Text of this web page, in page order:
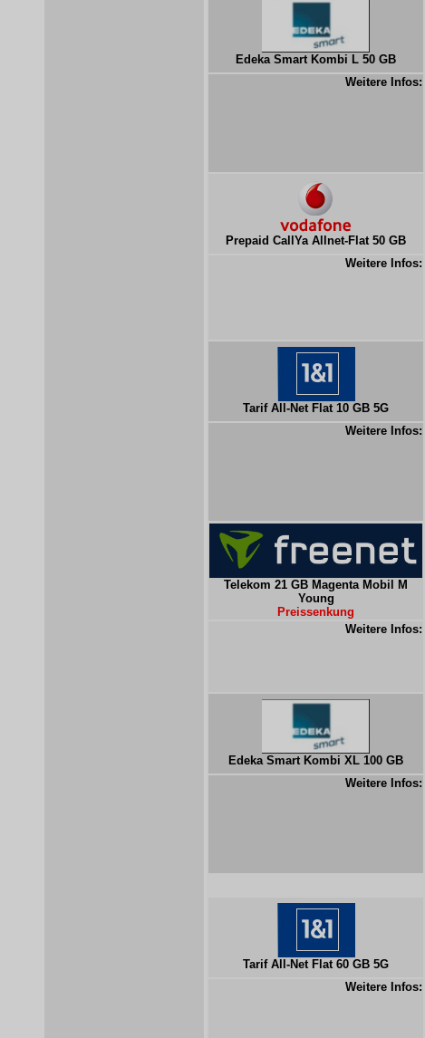
Edeka Smart Kombi L 50 GB
Weitere Infos:
Prepaid CallYa Allnet-Flat 50 GB
Weitere Infos:
Tarif All-Net Flat 10 GB 5G
Weitere Infos:
Telekom 21 GB Magenta Mobil M
Young
Preissenkung
Weitere Infos:
Edeka Smart Kombi XL 100 GB
Weitere Infos:
Tarif All-Net Flat 60 GB 5G
Weitere Infos: